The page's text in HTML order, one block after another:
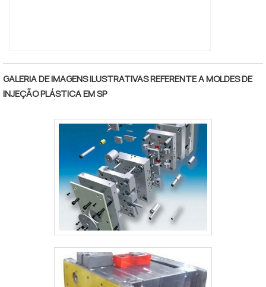
GALERIA DE IMAGENS ILUSTRATIVAS REFERENTE A MOLDES DE
INJEÇÃO PLÁSTICA EM SP